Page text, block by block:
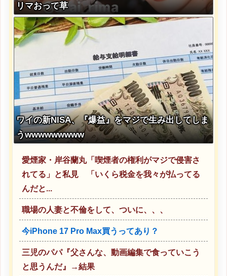
リマおって草
ワイの新NISA、『爆益』をマジで生み出してしま
うwwwwwwwww
愛煙家・岸谷蘭丸「喫煙者の権利がマジで侵害さ
れてる」と私見 「いくら税金を我々が払ってる
んだと...
職場の人妻と不倫をして、ついに、、、
今iPhone 17 Pro Max買うってあり？
三児のパパ『父さんな、動画編集で食っていこう
と思うんだ』→結果